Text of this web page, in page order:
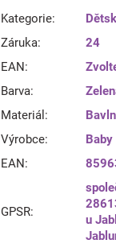
Kategorie:
Záruka:
24
EAN:
Barva:
Materiál :
Výrobce:
EAN:
GPSR:
u